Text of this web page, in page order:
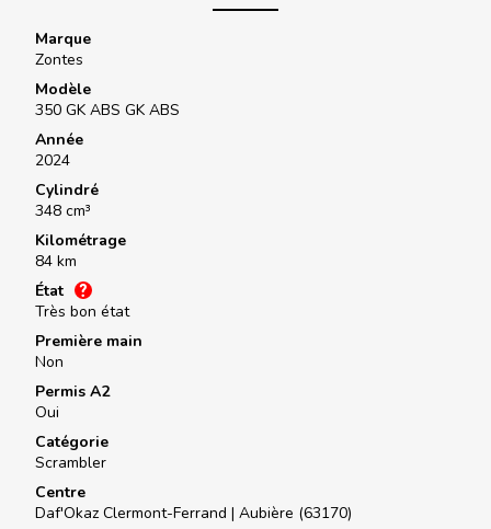
Marque
Zontes
Modèle
350 GK ABS GK ABS
Année
2024
Cylindré
348 cm³
Kilométrage
84 km
État
Très bon état
Première main
Non
Permis A2
Oui
Catégorie
Scrambler
Centre
Daf'Okaz Clermont-Ferrand | Aubière (63170)